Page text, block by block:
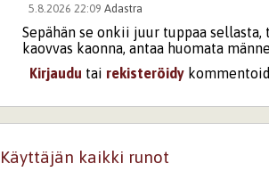
5.8.2026 22:09 Adastra
Sepähän se onkii juur tuppaa
kaovvas kaonna, antaa huomata
Kirjaudu tai rekisteröidy
Käyttäjän kaikki runot